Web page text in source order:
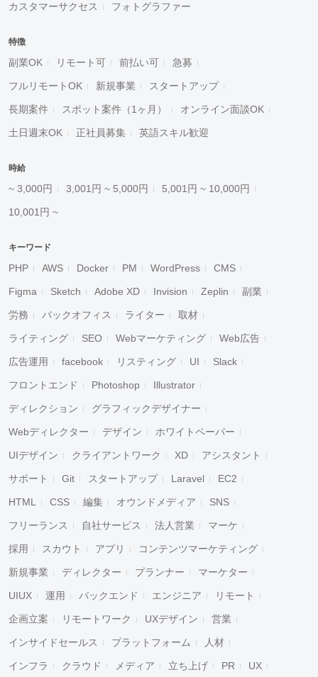
カスタマーサクセス フォトグラファー
特徴
副業OK リモート可 前払い可 急募
フルリモートOK 新規事業 スタートアップ
長期案件 スポット案件（1ヶ月） オンライン面談OK
土日週末OK 正社員募集 英語スキル歓迎
時給
~ 3,000円 3,001円 ~ 5,000円 5,001円 ~ 10,000円
10,001円 ~
キーワード
PHP AWS Docker PM WordPress CMS
Figma Sketch Adobe XD Invision Zeplin 副業
労務 バックオフィス ライター 取材
ライティング SEO Webマーケティング Web広告
広告運用 facebook リスティング UI Slack
フロントエンド Photoshop Illustrator
ディレクション グラフィックデザイナー
Webディレクター デザイン ホワイトペーパー
UIデザイン クライアントワーク XD アシスタント
サポート Git スタートアップ Laravel EC2
HTML CSS 編集 オウンドメディア SNS
フリーランス 自社サービス 法人営業 マーケ
採用 スカウト アプリ コンテンツマーケティング
新規事業 ディレクター プランナー マーケター
UIUX 運用 バックエンド エンジニア リモート
企画立案 リモートワーク UXデザイン 営業
インサイドセールス プラットフォーム 人材
インフラ クラウド メディア 立ち上げ PR UX